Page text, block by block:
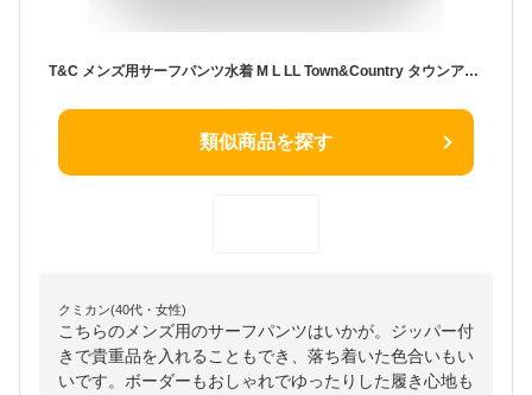
T&C メンズ用サーフパンツ水着 M L LL Town&Country タウンアンドカントリー 818102 男性用 海パン 海水パンツ トランクス 無地 ジップポケット ジッパー ファスナー チャック ボーダー ライン リーフ ブルー ブラック ネイビー 大きいサイズあり メール便送料無料
類似商品を探す
クミカン(40代・女性)
こちらのメンズ用のサーフパンツはいかが。ジッパー付
きで貴重品を入れることもでき、落ち着いた色合いもい
いです。ボーダーもおしゃれでゆったりした履き心地も